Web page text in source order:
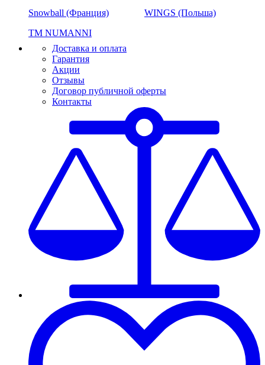
Snowball (Франция)
WINGS (Польша)
ТМ NUMANNI
Доставка и оплата
Гарантия
Акции
Отзывы
Договор публичной оферты
Контакты